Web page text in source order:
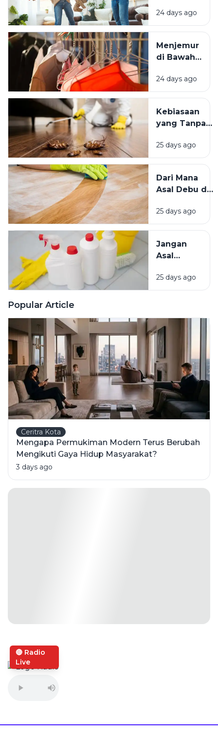
Mengapa
Lingkungan
Tinggal yang
Bersih
Kesejahteraan
Kita?
24 days ago
Menjemur
di Bawah
atau Di
Tempat
Mana yang
Lebih
24 days ago
Kebiasaan
yang Tanpa
Mengundang
Kecoak,
Hama
Lainnya Ke
25 days ago
Dari Mana
Asal Debu di
Kenali
Penyebab
Mengatasinya
25 days ago
Jangan
Asal
Bahan
Pembersih
25 days ago
Popular Article
Ceritra Kota
Mengapa Permukiman Modern Terus Berubah
Mengikuti Gaya Hidup Masyarakat?
3 days ago
🔴 Radio
Live